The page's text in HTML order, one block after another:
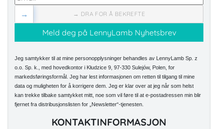
→ DRA FOR Å BEKREFTE
→
Jeg samtykker til at mine personopplysninger behandles av LennyLamb Sp. z
o.o. Sp. k., med hovedkontor i Kłudzice 9, 97-330 Sulejów, Polen, for
markedsføringsformål. Jeg har lest informasjonen om retten til tilgang til mine
data og muligheten for å korrigere dem. Jeg er klar over at jeg når som helst
kan trekke tilbake samtykket mitt, noe som vil føre til at e-postadressen min blir
fjernet fra distribusjonslisten for „Newsletter“-tjenesten.
KONTAKTINFORMASJON